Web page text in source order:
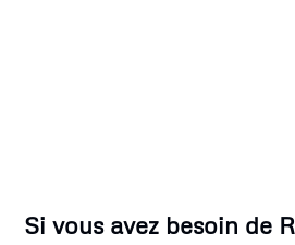
Si vous avez besoin de